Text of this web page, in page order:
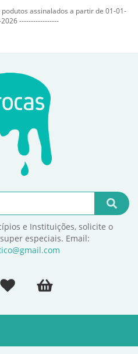
assinalados a partir de 01-01-
-----------------
e Instituições, solicite o
especiais. Email: